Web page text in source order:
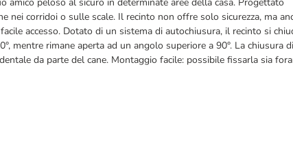
nei corridoi o sulle scale. Il recinto non offre solo sicurezza, ma
accesso. Dotato di un sistema di autochiusura, il recinto si
mentre rimane aperta ad un angolo superiore a 90°. La chiusura di
da parte del cane. Montaggio facile: possibile fissarla sia